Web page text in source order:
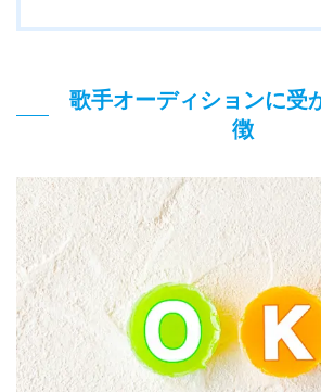
歌手オーディションに受
徴